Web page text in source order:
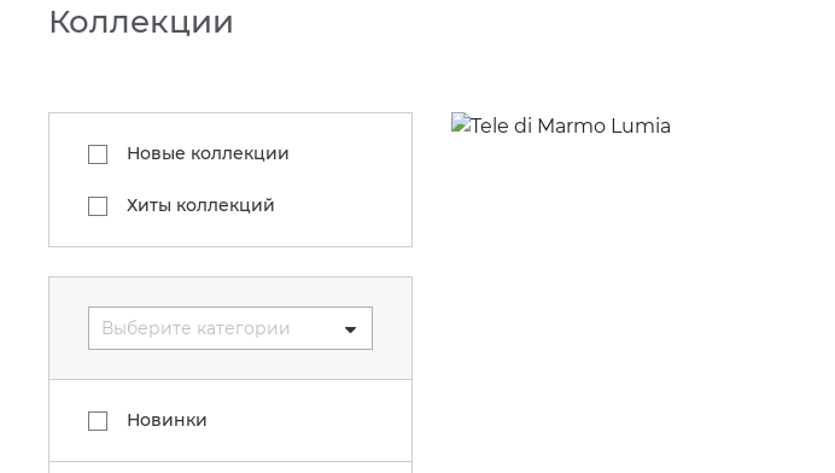
Коллекции
Новые коллекции
Хиты коллекций
Выберите категории
Новинки